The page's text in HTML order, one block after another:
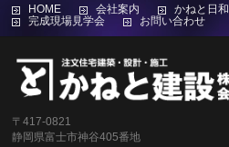
HOME 会社案内 かねと日和
完成現場見学会
お問い合わせ
〒417-0821
静岡県富士市神谷405番地